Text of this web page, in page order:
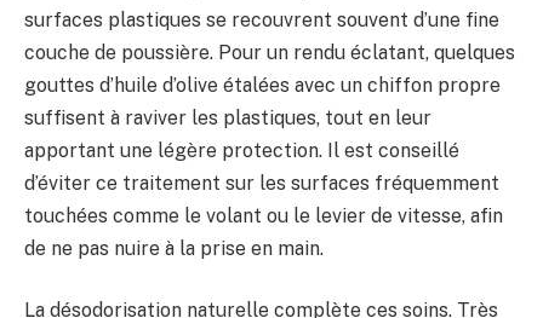
surfaces plastiques se recouvrent souvent d’une fine
couche de poussière. Pour un rendu éclatant, quelques
gouttes d’huile d’olive étalées avec un chiffon propre
suffisent à raviver les plastiques, tout en leur
apportant une légère protection. Il est conseillé
d’éviter ce traitement sur les surfaces fréquemment
touchées comme le volant ou le levier de vitesse, afin
de ne pas nuire à la prise en main.
La désodorisation naturelle complète ces soins. Très